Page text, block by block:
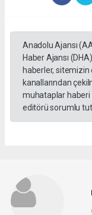
Anadolu Ajansı
Haber Ajansı
haberler,
kanallarından
muhataplar haberi
editörü sorumlu